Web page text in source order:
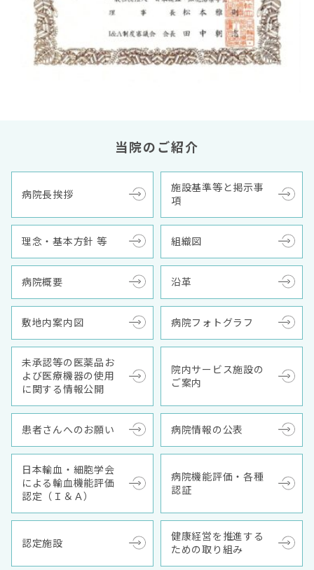
当院のご紹介
病院長挨拶
施設基準等と掲示事
項
理念・基本方針 等 組織図
病院概要 沿革
敷地内案内図 病院フォトグラフ
未承認等の医薬品お
よび医療機器の使用
に関する情報公開
院内サービス施設の
ご案内
患者さんへのお願い 病院情報の公表
日本輸血・細胞学会
による輸血機能評価
認定（Ｉ＆Ａ）
病院機能評価・各種
認証
認定施設
健康経営を推進する
ための取り組み